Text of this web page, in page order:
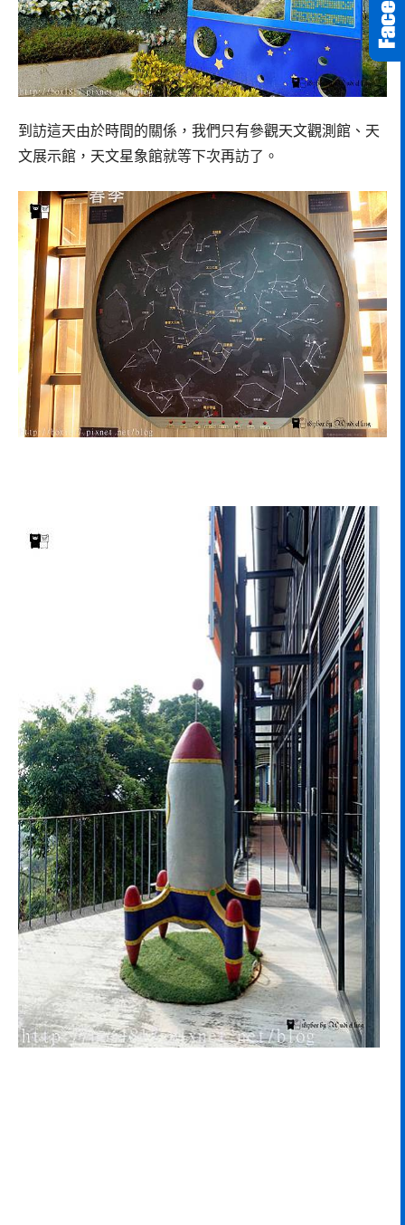
到訪這天由於時間的關係，我們只有參觀天文觀測館、天
文展示館，天文星象館就等下次再訪了。